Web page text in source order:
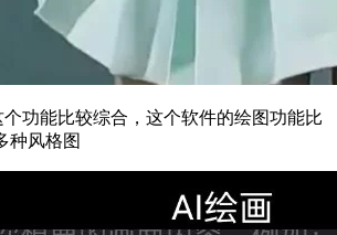
功能比较综合，这个软件的绘图功能比
种风格图